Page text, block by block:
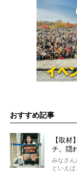
おすすめ記事
【取
チ。隠
【前編
みなさん
といえ
ルを飼